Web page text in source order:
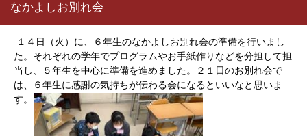
なかよしお別れ会
１４日（火）に、６年生のなかよしお別れ会の準備を行いまし
た。それぞれの学年でプログラムやお手紙作りなどを分担して担
当し、５年生を中心に準備を進めました。２１日のお別れ会で
は、６年生に感謝の気持ちが伝わる会になるといいなと思いま
す。